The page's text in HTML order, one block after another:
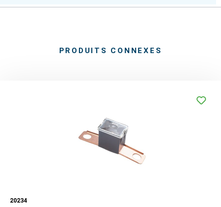
PRODUITS CONNEXES
20234